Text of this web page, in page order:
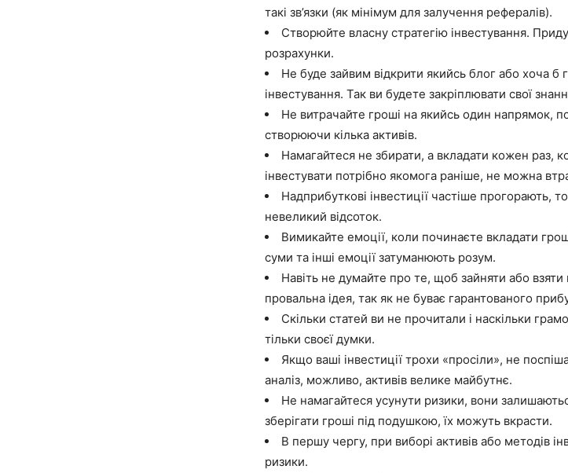
такі зв’язки (як мінімум для залучення рефералів).
Створюйте власну стратегію інвестування.
розрахунки.
Не буде зайвим відкрити якийсь блог або хоча
інвестування. Так ви будете закріплювати свої
Не витрачайте гроші на якийсь один напрямок,
створюючи кілька активів.
Намагайтеся не збирати, а вкладати кожен раз,
інвестувати потрібно якомога раніше, не можна
Надприбуткові інвестиції частіше прогорають,
невеликий відсоток.
Вимикайте емоції, коли починаєте вкладати
суми та інші емоції затуманюють розум.
Навіть не думайте про те, щоб зайняти або
провальна ідея, так як не буває гарантованого
Скільки статей ви не прочитали і наскільки
тільки своєї думки.
Якщо ваші інвестиції трохи «просіли», не
аналіз, можливо, активів велике майбутнє.
Не намагайтеся усунути ризики, вони
зберігати гроші під подушкою, їх можуть вкрасти.
В першу чергу, при виборі активів або методів
ризики.